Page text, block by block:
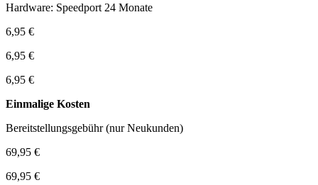
Hardware: Speedport 24 Monate
6,95 €
6,95 €
6,95 €
Einmalige Kosten
Bereitstellungsgebühr (nur Neukunden)
69,95 €
69,95 €